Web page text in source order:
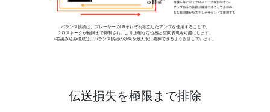
バランス接続は、プレーヤーのLRそれぞれ独立したアンプを使用することで、
クロストークが極限まで抑制され、より正確な定位感と空間表現を可能にします。
4芯編み込み構成は、バランス接続の効果を最大限に発揮できるよう設計しています。
伝送損失を極限まで排除